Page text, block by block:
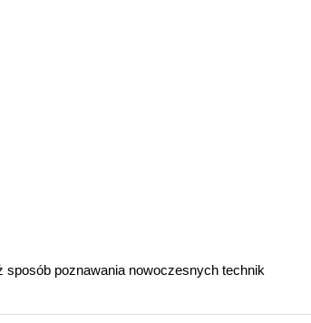
poznawania nowoczesnych technik